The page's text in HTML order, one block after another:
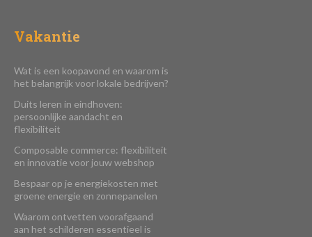
Vakantie
Wat is een koopavond en waarom is
het belangrijk voor lokale bedrijven?
Duits leren in eindhoven:
persoonlijke aandacht en
flexibiliteit
Composable commerce: flexibiliteit
en innovatie voor jouw webshop
Bespaar op je energiekosten met
groene energie en zonnepanelen
Waarom ontvetten voorafgaand
aan het schilderen essentieel is